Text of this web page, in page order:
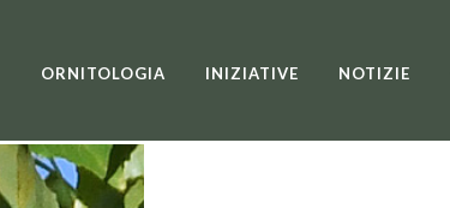
ORNITOLOGIA INIZIATIVE NOTIZIE